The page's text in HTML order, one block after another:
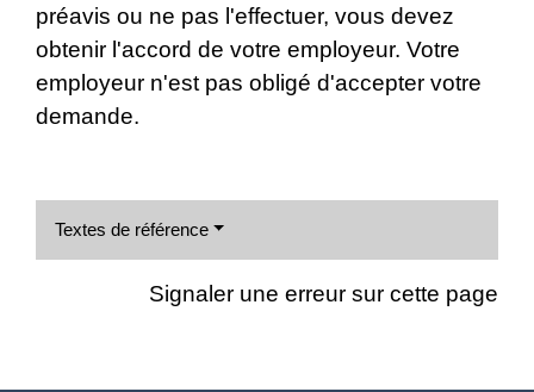
préavis ou ne pas l'effectuer, vous devez
obtenir l'accord de votre employeur. Votre
employeur n'est pas obligé d'accepter votre
demande.
Textes de référence
Signaler une erreur sur cette page